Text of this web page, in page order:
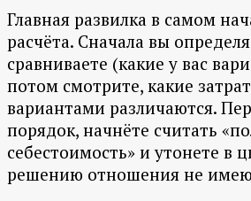
Главная развилка в самом
расчёта. Сначала вы
сравниваете (какие у вас
потом смотрите, какие
вариантами различаются.
порядок, начнёте считать
себестоимость» и утонете в
решению отношения не